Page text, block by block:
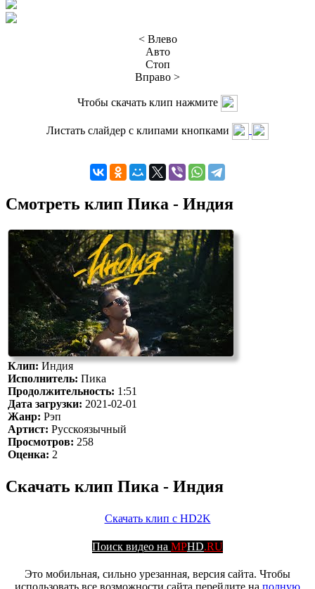
< Влево
Авто
Стоп
Вправо >
Чтобы скачать клип нажмите
Листать слайдер с клипами кнопками
Смотреть клип Пика - Индия
Клип:Индия
Исполнитель: Пика
Продолжительность: 1:51
Дата загрузки: 2021-02-01
Жанр: Рэп
Артист: Русскоязычный
Просмотров: 258
Оценка: 2
Скачать клип Пика - Индия
Скачать клип с HD2K
Поиск видео на MPHD.RU
Это мобильная, сильно урезанная, версия сайта. Чтобы